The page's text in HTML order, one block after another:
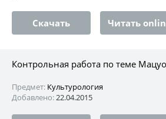
Скачать Читать
Контрольная работа по теме
Предмет: Культурология
Добавлено:22.04.2015